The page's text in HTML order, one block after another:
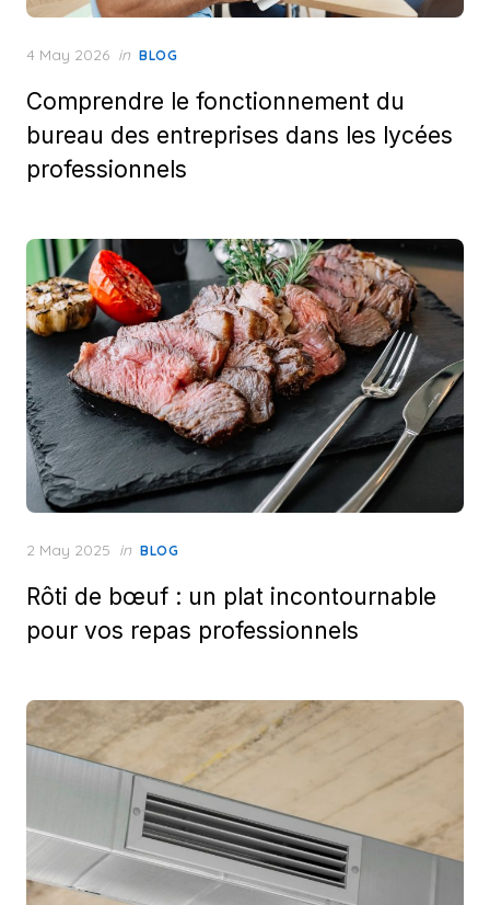
Posted
4 May 2026 in BLOG
Comprendre le fonctionnement du
bureau des entreprises dans les lycées
professionnels
Posted
2 May 2025 in BLOG
Rôti de bœuf : un plat incontournable
pour vos repas professionnels